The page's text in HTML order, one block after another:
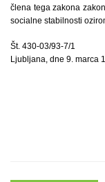
člena tega zakona
socialne stabilnosti
Št. 430-03/93-7/1
Ljubljana, dne 9. marca